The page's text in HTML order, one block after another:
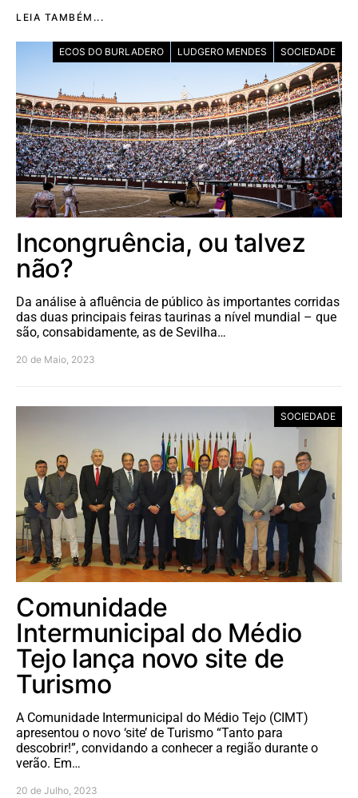
LEIA TAMBÉM...
ECOS DO BURLADERO LUDGERO MENDES SOCIEDADE
Incongruência, ou talvez
não?
Da análise à afluência de público às importantes corridas
das duas principais feiras taurinas a nível mundial – que
são, consabidamente, as de Sevilha…
20 de Maio, 2023
SOCIEDADE
Comunidade
Intermunicipal do Médio
Tejo lança novo site de
Turismo
A Comunidade Intermunicipal do Médio Tejo (CIMT)
apresentou o novo ‘site’ de Turismo “Tanto para
descobrir!”, convidando a conhecer a região durante o
verão. Em…
20 de Julho, 2023